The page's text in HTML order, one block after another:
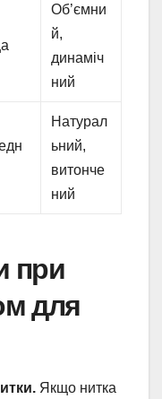
Об’ємни
й,
динаміч
ний
Натурал
ьний,
витонче
ний
при
для
Якщо нитка